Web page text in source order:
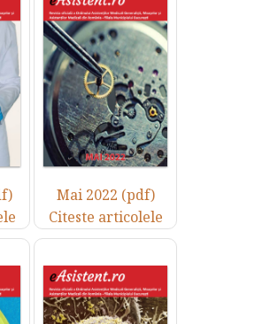
Mai 2022 (pdf)
Citeste articolele